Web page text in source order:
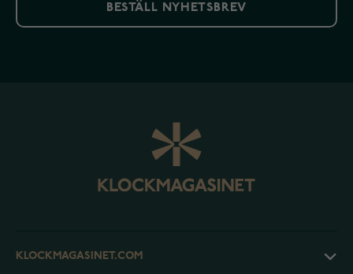
BESTÄLL NYHETSBREV
KLOCKMAGASINET.COM